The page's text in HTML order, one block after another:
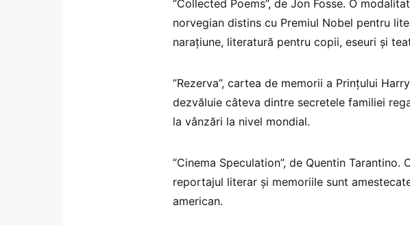
”Collected Poems”, de Jon Fosse. O
norvegian distins cu Premiul Nobel pentru
naraţiune, literatură pentru copii, eseuri şi
”Rezerva”, cartea de memorii a Prinţului
dezvăluie câteva dintre secretele familiei
la vânzări la nivel mondial.
”Cinema Speculation”, de Quentin
reportajul literar şi memoriile sunt
american.